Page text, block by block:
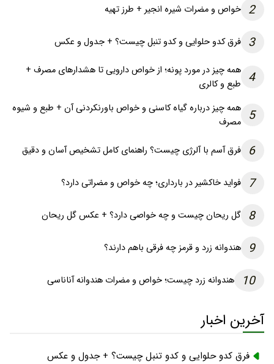
2 خواص و مضرات شیره انجیر + طرز تهیه
3 فرق کدو حلوایی و کدو تنبل چیست؟ + جدول و عکس
4 همه چیز در مورد پونه؛ از خواص دارویی تا هشدارهای مصرف +
طبع و کالری
5
همه چیز درباره گیاه کاسنی و خواص باورنکردنی آن + طبع و شیوه
مصرف
6 فرق آسم با آلرژی چیست؟ راهنمای کامل تشخیص آسان و دقیق
7 فواید خاکشیر در بارداری؛ چه خواص و مضراتی دارد؟
8 گل ریحان چیست و چه خواصی دارد؟ + عکس گل ریحان
9 هندوانه زرد و قرمز چه فرقی باهم دارند؟
10 هندوانه زرد چیست؛ خواص و مضرات هندوانه آناناسی
آخرین اخبار
فرق کدو حلوایی و کدو تنبل چیست؟ + جدول و عکس